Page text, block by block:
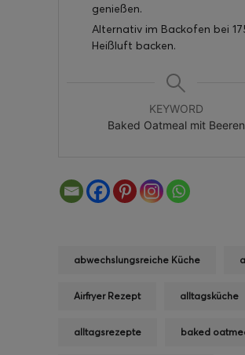
genießen.
Alternativ im Backofen bei
Heißluft backen.
KEYWORD
Baked Oatmeal mit Beeren
abwechslungsreiche Küche
Airfryer Rezept alltagsküche
alltagsrezepte baked